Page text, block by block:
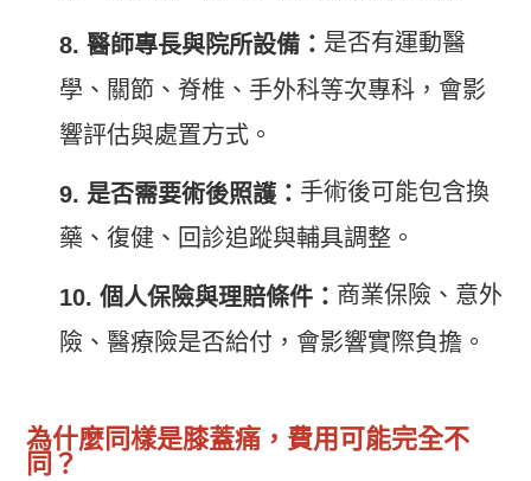
8. 醫師專長與院所設備： 是否有運動醫
學、關節、脊椎、手外科等次專科，會影
響評估與處置方式。
9. 是否需要術後照護： 手術後可能包含換
藥、復健、回診追蹤與輔具調整。
10. 個人保險與理賠條件： 商業保險、意外
險、醫療險是否給付，會影響實際負擔。
為什麼同樣是膝蓋痛，費用可能完全不
同？